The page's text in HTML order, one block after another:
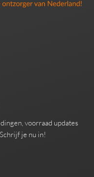
voorraad updates
je nu in!